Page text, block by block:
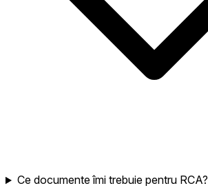
Ce documente îmi trebuie pentru RCA?